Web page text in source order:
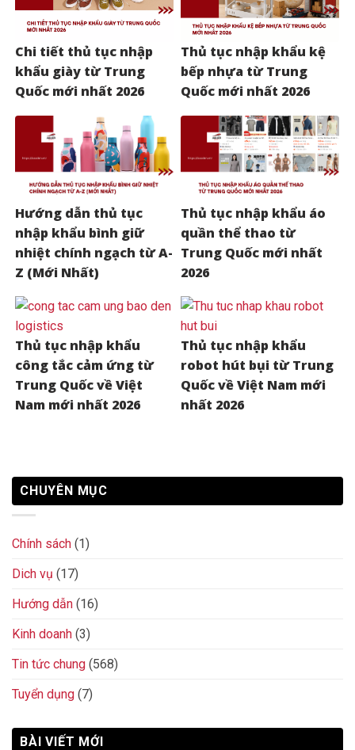
Chi tiết thủ tục nhập
khẩu giày từ Trung
Quốc mới nhất 2026
Thủ tục nhập khẩu kệ
bếp nhựa từ Trung
Quốc mới nhất 2026
Hướng dẫn thủ tục
nhập khẩu bình giữ
nhiệt chính ngạch từ A-
Z (Mới Nhất)
Thủ tục nhập khẩu áo
quần thể thao từ
Trung Quốc mới nhất
2026
Thủ tục nhập khẩu
công tắc cảm ứng từ
Trung Quốc về Việt
Nam mới nhất 2026
Thủ tục nhập khẩu
robot hút bụi từ Trung
Quốc về Việt Nam mới
nhất 2026
CHUYÊN MỤC
Chính sách (1)
Dich vụ (17)
Hướng dẫn (16)
Kinh doanh (3)
Tin tức chung (568)
Tuyển dụng (7)
BÀI VIẾT MỚI